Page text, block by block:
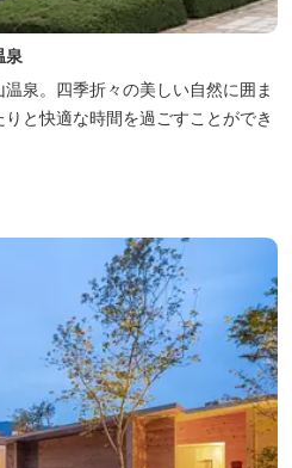
泉
泉。四季折々の美しい自然に囲ま
と快適な時間を過ごすことができ